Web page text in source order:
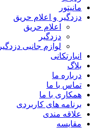
مانیتور
دزدگیر و اعلام حریق
اعلام حریق
دزدگیر
لوازم جانبی دزدگیر
انبارتکانی
بلاگ
درباره ما
تماس با ما
همکاری با ما
برنامه های کاربردی
علاقه مندی
مقایسه